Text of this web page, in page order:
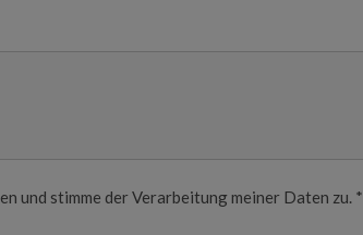
und stimme der Verarbeitung meiner Daten zu. *